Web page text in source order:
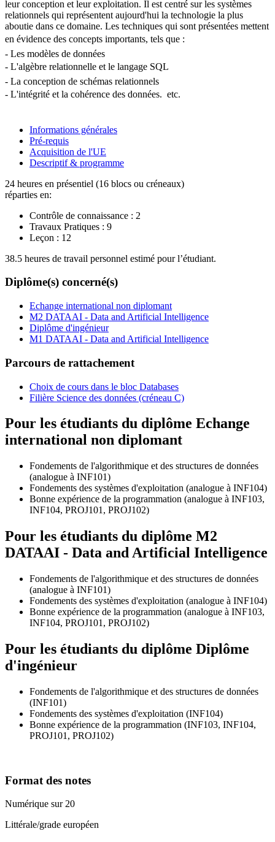
leur conception et leur exploitation. Il est centré sur les systèmes
relationnels qui représentent aujourd'hui la technologie la plus
aboutie dans ce domaine. Les techniques qui sont présentées mettent
en évidence des concepts importants, tels que : 
- Les modèles de données
- L'algèbre relationnelle et le langage SQL 
- La conception de schémas relationnels
- L'intégrité et la cohérence des données.  etc.
Informations générales
Pré-requis
Acquisition de l'UE
Descriptif & programme
24 heures en présentiel (16 blocs ou créneaux)
réparties en:
Contrôle de connaissance : 2
Travaux Pratiques : 9
Leçon : 12
38.5 heures de travail personnel estimé pour l’étudiant.
Diplôme(s) concerné(s)
Echange international non diplomant
M2 DATAAI - Data and Artificial Intelligence
Diplôme d'ingénieur
M1 DATAAI - Data and Artificial Intelligence
Parcours de rattachement
Choix de cours dans le bloc Databases
Filière Science des données (créneau C)
Pour les étudiants du diplôme Echange
international non diplomant
Fondements de l'algorithmique et des structures de données
(analogue à INF101)
Fondements des systèmes d'exploitation (analogue à INF104)
Bonne expérience de la programmation (analogue à INF103,
INF104, PROJ101, PROJ102)
Pour les étudiants du diplôme M2
DATAAI - Data and Artificial Intelligence
Fondements de l'algorithmique et des structures de données
(analogue à INF101)
Fondements des systèmes d'exploitation (analogue à INF104)
Bonne expérience de la programmation (analogue à INF103,
INF104, PROJ101, PROJ102)
Pour les étudiants du diplôme Diplôme
d'ingénieur
Fondements de l'algorithmique et des structures de données
(INF101)
Fondements des systèmes d'exploitation (INF104)
Bonne expérience de la programmation (INF103, INF104,
PROJ101, PROJ102)
Format des notes
Numérique sur 20
Littérale/grade européen